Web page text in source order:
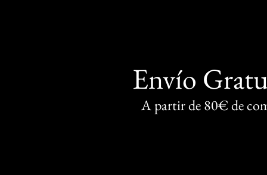
Envío
A partir de 80€ de